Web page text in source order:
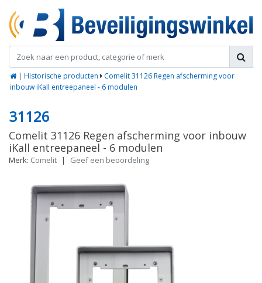
| Historische producten
Comelit 31126 Regen afscherming voor
inbouw iKall entreepaneel - 6 modulen
31126
Comelit 31126 Regen afscherming voor inbouw
iKall entreepaneel - 6 modulen
Merk: Comelit | Geef een beoordeling